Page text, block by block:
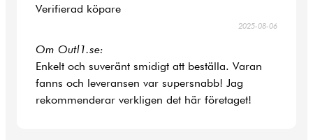
Verifierad köpare
2025-08-06
Om Outl1.se:
Enkelt och suveränt smidigt att beställa. Varan
fanns och leveransen var supersnabb! Jag
rekommenderar verkligen det här företaget!